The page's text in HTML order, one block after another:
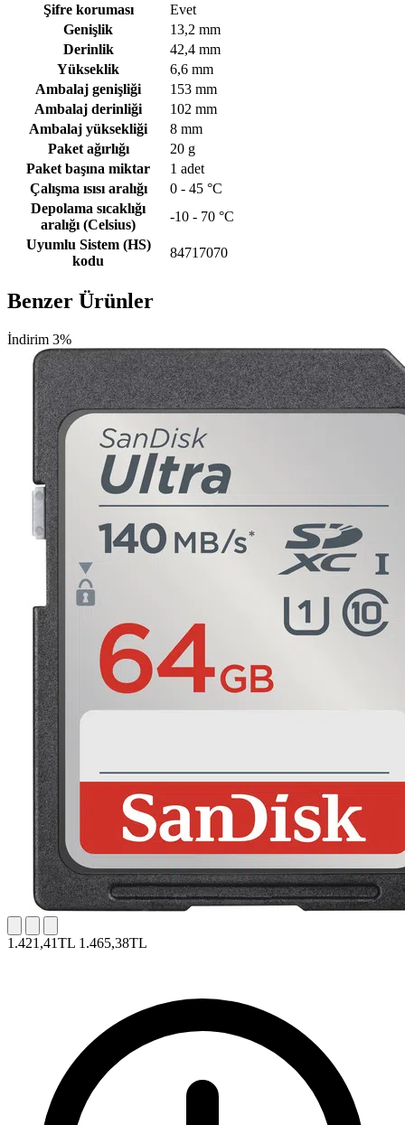
Şifre koruması
Evet
Genişlik
13,2 mm
Derinlik
42,4 mm
Yükseklik
6,6 mm
Ambalaj genişliği
153 mm
Ambalaj derinliği
102 mm
Ambalaj yüksekliği
8 mm
Paket ağırlığı
20 g
Paket başına miktar
1 adet
Çalışma ısısı aralığı
0 - 45 °C
Depolama sıcaklığı
aralığı (Celsius)
-10 - 70 °C
Uyumlu Sistem (HS)
kodu
84717070
Benzer Ürünler
İndirim 3%
1.421,41TL 1.465,38TL